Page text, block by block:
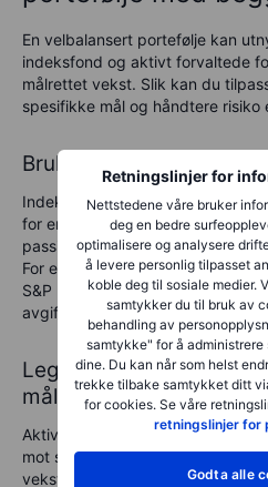
Retningslinjer for
Nettstedene våre bruker
deg en bedre
optimalisere og analysere
å levere personlig tilpasset
koble deg til sosiale medier.
samtykker du til bruk av
behandling av
samtykke" for å
dine. Du kan når som helst
trekke tilbake samtykket ditt
for cookies. Se våre
retningslinjer for
Godta alle
En velbalansert portefølje kan
indeksfond og aktivt forvaltede
målrettet vekst. Slik kan du
spesifikke mål og håndtere risiko
Bruk indeksfond som
Indeksfond gir bred
for en stabil kjerne i porteføljen.
passive karakteren gjør dem
For eksempel kan en stor andel
S&P 500-indeksfond sørge for
avgiftene holdes lave.
Legg til aktivt
mål
Aktivt forvaltede fond kan utfylle
mot sektorer, regioner eller
vekstpotensial. For eksempel kan